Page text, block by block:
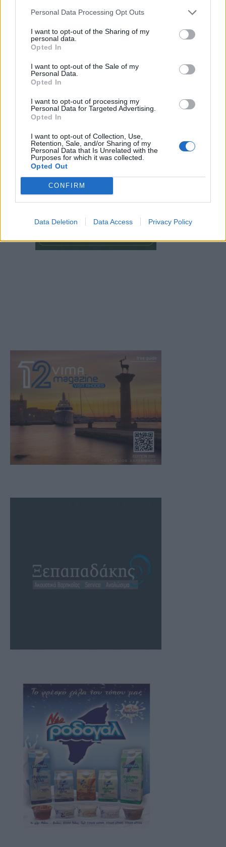
Personal Data Processing Opt Outs
I want to opt-out of the Sharing of my
personal data.
Opted In
I want to opt-out of the Sale of my
Personal Data.
Opted In
I want to opt-out of processing my
Personal Data for Targeted Advertising.
Opted In
I want to opt-out of Collection, Use,
Retention, Sale, and/or Sharing of my
Personal Data that Is Unrelated with the
Purposes for which it was collected.
Opted Out
CONFIRM
Data Deletion Data Access Privacy Policy